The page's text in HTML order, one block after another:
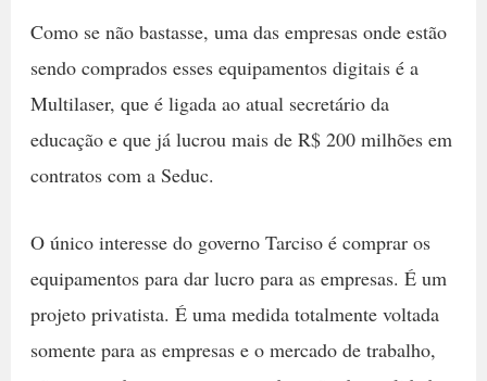
Como se não bastasse, uma das empresas onde estão
sendo comprados esses equipamentos digitais é a
Multilaser, que é ligada ao atual secretário da
educação e que já lucrou mais de R$ 200 milhões em
contratos com a Seduc.
O único interesse do governo Tarciso é comprar os
equipamentos para dar lucro para as empresas. É um
projeto privatista. É uma medida totalmente voltada
somente para as empresas e o mercado de trabalho,